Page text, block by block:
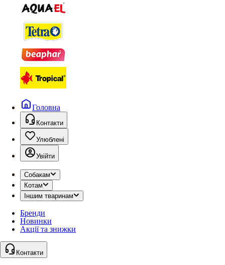
Головна
Контакти
Улюблені
Увійти
Собакам
Котам
Іншим тваринам
Бренди
Новинки
Акції та знижки
Контакти